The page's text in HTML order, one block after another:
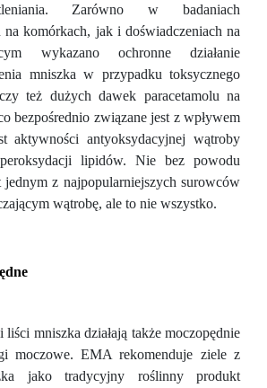
Zarówno w badaniach
na komórkach, jak i doświadczeniach na
wykazano ochronne działanie
mniszka w przypadku toksycznego
też dużych dawek paracetamolu na
bezpośrednio związane jest z wpływem
aktywności antyoksydacyjnej wątroby
lipidów. Nie bez powodu
jednym z najpopularniejszych surowców
wątrobę, ale to nie wszystko.
mniszka działają także moczopędnie
moczowe. EMA rekomenduje ziele z
jako tradycyjny roślinny produkt